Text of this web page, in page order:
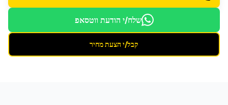
שלח/י הודעת ווטסאפ
קבל/י הצעת מחיר